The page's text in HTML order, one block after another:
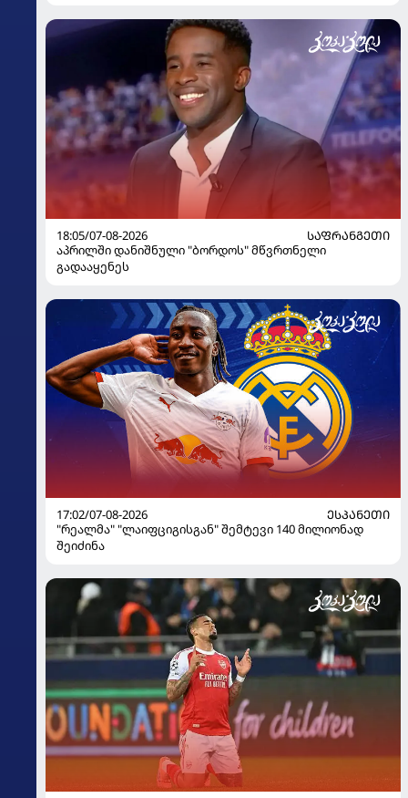
18:05/07-08-2026
ᲡᲐᲤᲠᲐᲜᲒᲔᲗᲘ
აპრილში დანიშნული "ბორდოს" მწვრთნელი
გადააყენეს
17:02/07-08-2026
ᲔᲡᲞᲐᲜᲔᲗᲘ
"რეალმა" "ლაიფციგისგან" შემტევი 140 მილიონად
შეიძინა